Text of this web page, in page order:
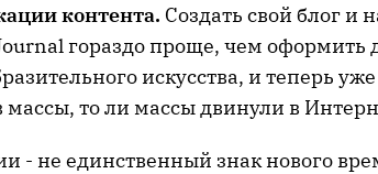
контента. Создать свой блог и
гораздо проще, чем оформить
искусства, и теперь уже
то ли массы двинули в
- не единственный знак нового